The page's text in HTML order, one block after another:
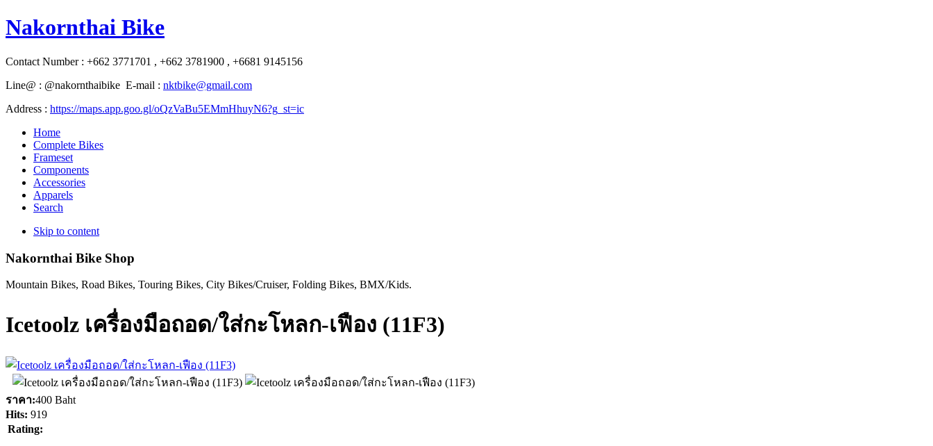
Nakornthai Bike
Contact Number : +662 3771701 , +662 3781900 , +6681 9145156
Line@ : @nakornthaibike E-mail : nktbike@gmail.com
Address : https://maps.app.goo.gl/oQzVaBu5EMmHhuyN6?g_st=ic
Home
Complete Bikes
Frameset
Components
Accessories
Apparels
Search
Skip to content
Nakornthai Bike Shop
Mountain Bikes, Road Bikes, Touring Bikes, City Bikes/Cruiser, Folding Bikes, BMX/Kids.
Icetoolz เครื่องมือถอด/ใส่กะโหลก-เฟือง (11F3)
ราคา:400 Baht
Hits: 919
Rating: